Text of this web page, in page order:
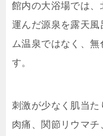
館内の大浴場では、
運んだ源泉を露天風
ム温泉ではなく、
す。
刺激が少なく肌当
肉痛、関節リウマ